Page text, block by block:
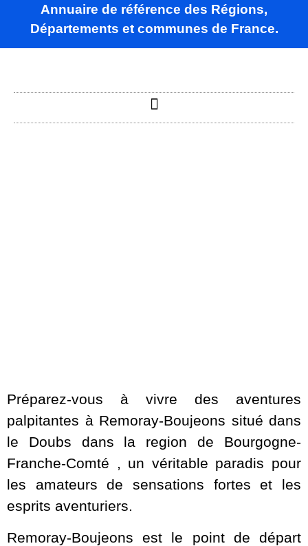
Annuaire de référence des Régions,
Départements et communes de France.
Préparez-vous à vivre des aventures
palpitantes à Remoray-Boujeons situé dans
le Doubs dans la region de Bourgogne-
Franche-Comté , un véritable paradis pour
les amateurs de sensations fortes et les
esprits aventuriers.
Remoray-Boujeons est le point de départ